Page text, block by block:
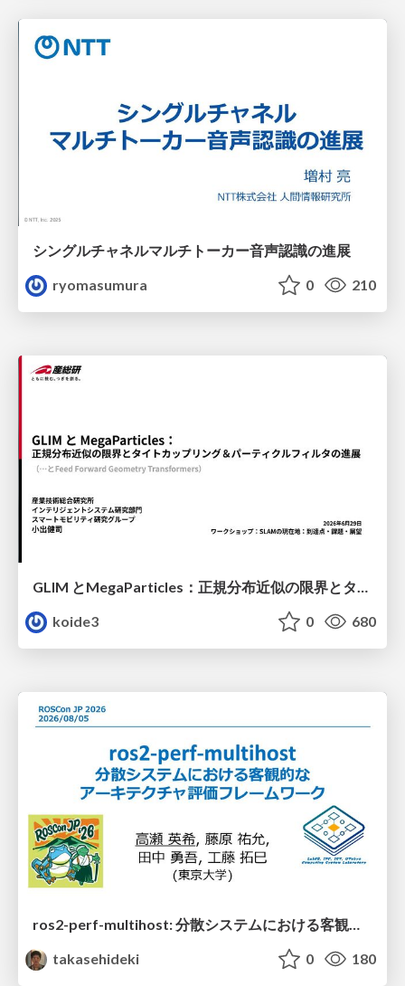
シングルチャネルマルチトーカー音声認識の進展
ryomasumura
0 210
GLIM とMegaParticles：正規分布近似の限界とタイトカップリング＆パーティクルフィルタの進展 / GLIM and MegaParticles : Progress of the distribution representation in SLAM
koide3
0 680
takasehideki
0 180